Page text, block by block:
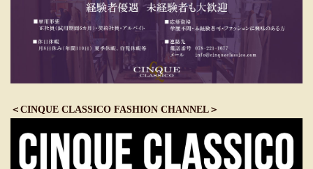
＜CINQUE CLASSICO FASHION CHANNEL＞